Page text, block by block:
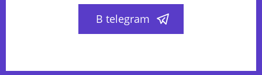
В telegram